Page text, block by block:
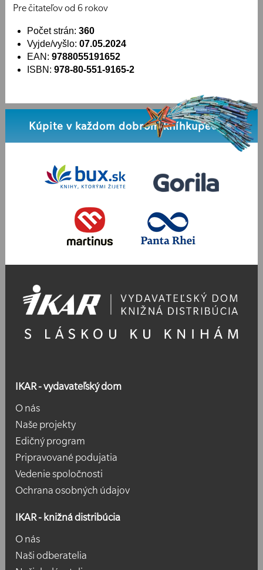
Pre čitateľov od 6 rokov
Počet strán: 360
Vyjde/vyšlo: 07.05.2024
EAN: 9788055191652
ISBN: 978-80-551-9165-2
Kúpite v každom dobrom kníhkupectve
IKAR - vydavateľský dom
O nás
Naše projekty
Edičný program
Pripravované podujatia
Vedenie spoločnosti
Ochrana osobných údajov
IKAR - knižná distribúcia
O nás
Naši odberatelia